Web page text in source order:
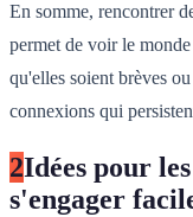
En somme, rencontrer
permet de voir le
qu'elles soient brèves
connexions qui
2Idées pour
s'engager